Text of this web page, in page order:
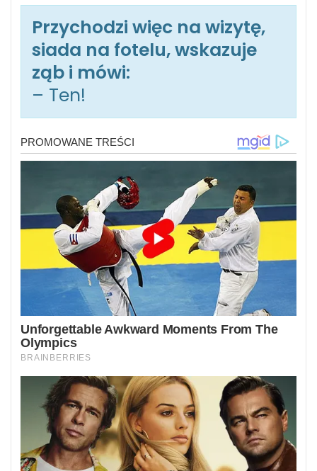
Przychodzi więc na wizytę,
siada na fotelu, wskazuje
ząb i mówi:
– Ten!